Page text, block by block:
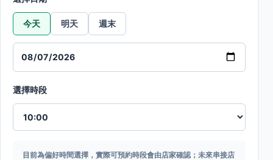
今天 明天 週末
選擇時段
目前為偏好時間選擇，實際可預約時段會由店家確認；未來串接店